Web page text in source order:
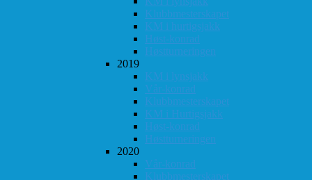
Klubbmesterskapet
KM i hurtigsjakk
Høst-konrad
Høstturneringen
2019
KM i lynsjakk
Vår-konrad
Klubbmesterskapet
KM i Hurtigsjakk
Høst-konrad
Høstturneringen
2020
Vår-konrad
Klubbmesterskapet